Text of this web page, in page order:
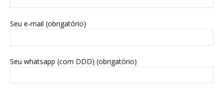
Seu e-mail (obrigatório)
Seu whatsapp (com DDD) (obrigatório)